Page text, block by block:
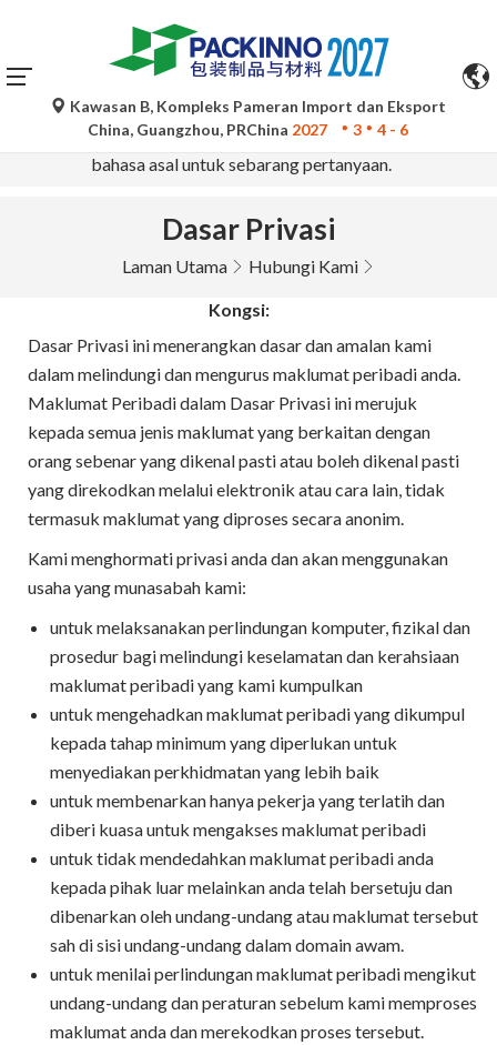
Terjemahan automatik oleh Google Translate adalah untuk
rujukan sahaja dan mungkin tidak tepat. Sila rujuk versi
bahasa asal untuk sebarang pertanyaan.
Kawasan B, Kompleks Pameran Import dan Eksport
China, Guangzhou, PRChina 2027 3 4 - 6
Dasar Privasi
Laman Utama Hubungi Kami
Kongsi:
Dasar Privasi ini menerangkan dasar dan amalan kami
dalam melindungi dan mengurus maklumat peribadi anda.
Maklumat Peribadi dalam Dasar Privasi ini merujuk
kepada semua jenis maklumat yang berkaitan dengan
orang sebenar yang dikenal pasti atau boleh dikenal pasti
yang direkodkan melalui elektronik atau cara lain, tidak
termasuk maklumat yang diproses secara anonim.
Kami menghormati privasi anda dan akan menggunakan
usaha yang munasabah kami:
untuk melaksanakan perlindungan komputer, fizikal dan
prosedur bagi melindungi keselamatan dan kerahsiaan
maklumat peribadi yang kami kumpulkan
untuk mengehadkan maklumat peribadi yang dikumpul
kepada tahap minimum yang diperlukan untuk
menyediakan perkhidmatan yang lebih baik
untuk membenarkan hanya pekerja yang terlatih dan
diberi kuasa untuk mengakses maklumat peribadi
untuk tidak mendedahkan maklumat peribadi anda
kepada pihak luar melainkan anda telah bersetuju dan
dibenarkan oleh undang-undang atau maklumat tersebut
sah di sisi undang-undang dalam domain awam.
untuk menilai perlindungan maklumat peribadi mengikut
undang-undang dan peraturan sebelum kami memproses
maklumat anda dan merekodkan proses tersebut.